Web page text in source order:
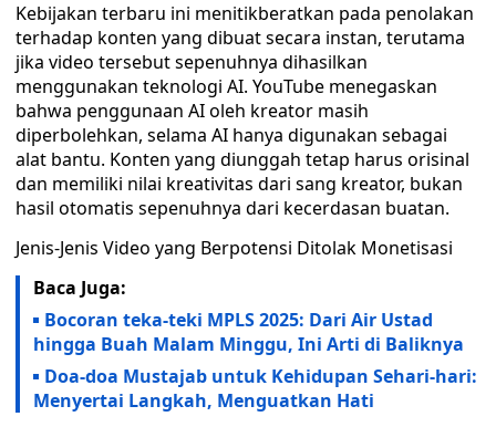
Kebijakan terbaru ini menitikberatkan pada penolakan
terhadap konten yang dibuat secara instan, terutama
jika video tersebut sepenuhnya dihasilkan
menggunakan teknologi AI. YouTube menegaskan
bahwa penggunaan AI oleh kreator masih
diperbolehkan, selama AI hanya digunakan sebagai
alat bantu. Konten yang diunggah tetap harus orisinal
dan memiliki nilai kreativitas dari sang kreator, bukan
hasil otomatis sepenuhnya dari kecerdasan buatan.
Jenis-Jenis Video yang Berpotensi Ditolak Monetisasi
Baca Juga:
Bocoran teka-teki MPLS 2025: Dari Air Ustad
hingga Buah Malam Minggu, Ini Arti di Baliknya
Doa-doa Mustajab untuk Kehidupan Sehari-hari:
Menyertai Langkah, Menguatkan Hati